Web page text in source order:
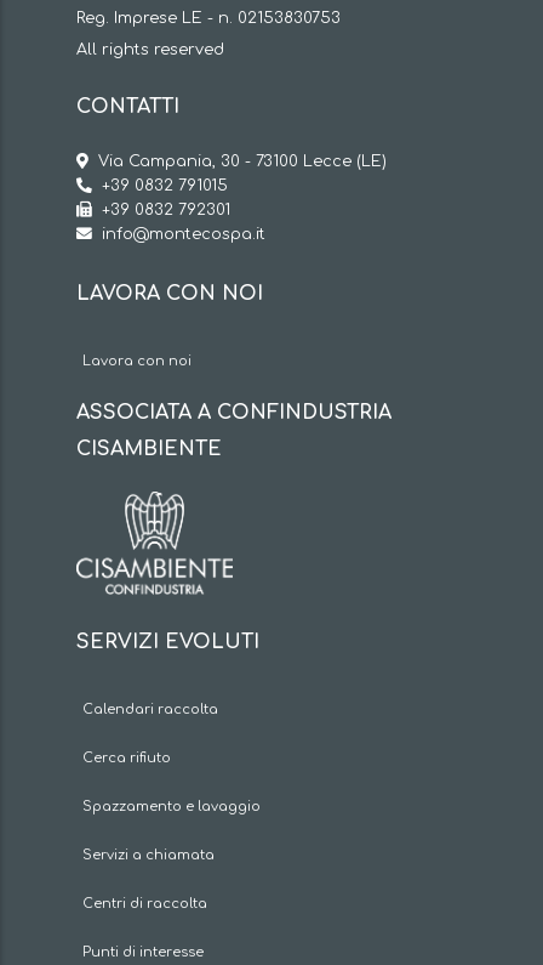
Reg. Imprese LE - n. 02153830753
All rights reserved
CONTATTI
Via Campania, 30 - 73100 Lecce (LE)
+39 0832 791015
+39 0832 792301
info@montecospa.it
LAVORA CON NOI
Lavora con noi
ASSOCIATA A CONFINDUSTRIA
CISAMBIENTE
SERVIZI EVOLUTI
Calendari raccolta
Cerca rifiuto
Spazzamento e lavaggio
Servizi a chiamata
Centri di raccolta
Punti di interesse